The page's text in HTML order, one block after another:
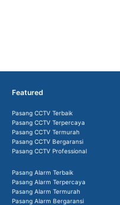
Featured
Pasang CCTV Terbaik
Pasang CCTV Terpercaya
Pasang CCTV Termurah
Pasang CCTV Bergaransi
Pasang CCTV Professional
Pasang Alarm Terbaik
Pasang Alarm Terpercaya
Pasang Alarm Termurah
Pasang Alarm Bergaransi